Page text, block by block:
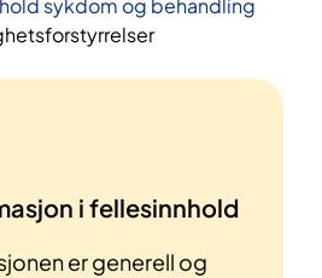
i fellesinnhold
er generell og